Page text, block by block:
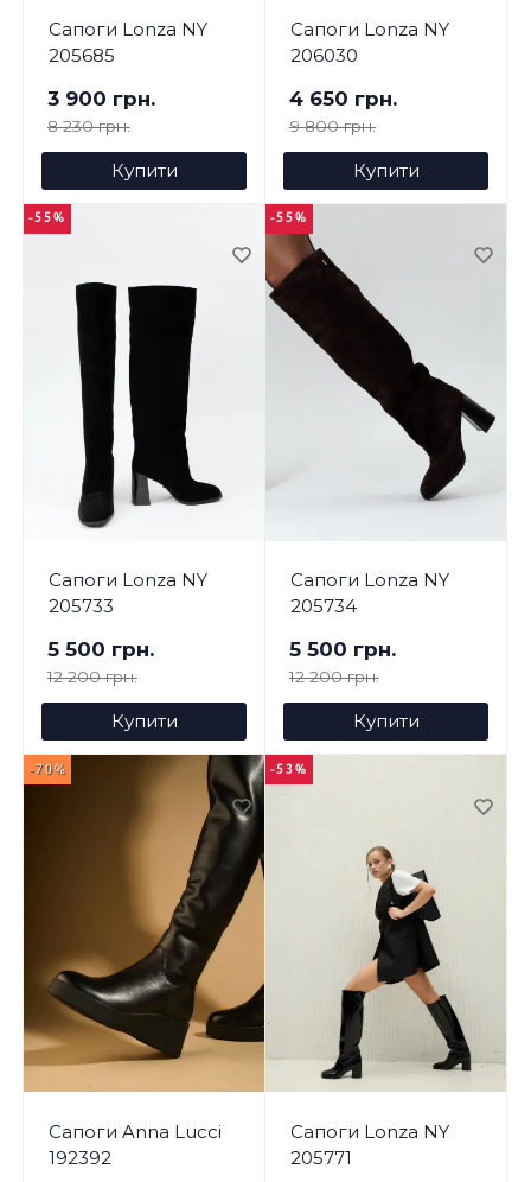
Сапоги Lonza NY
205685
3 900 грн.
8 230 грн.
Купити
Сапоги Lonza NY
206030
4 650 грн.
9 800 грн.
Купити
-55%
Сапоги Lonza NY
205733
5 500 грн.
12 200 грн.
Купити
-55%
Сапоги Lonza NY
205734
5 500 грн.
12 200 грн.
Купити
-70%
Сапоги Anna Lucci
192392
-53%
Сапоги Lonza NY
205771